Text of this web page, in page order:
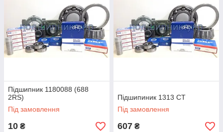
Підшипник 1180088 (688
2RS)
Під замовлення
10 ₴
Підшипиник 1313 CT
Під замовлення
607 ₴